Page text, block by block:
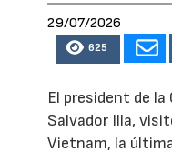
29/07/2026
625
El president de
Salvador Illa,
Vietnam, la